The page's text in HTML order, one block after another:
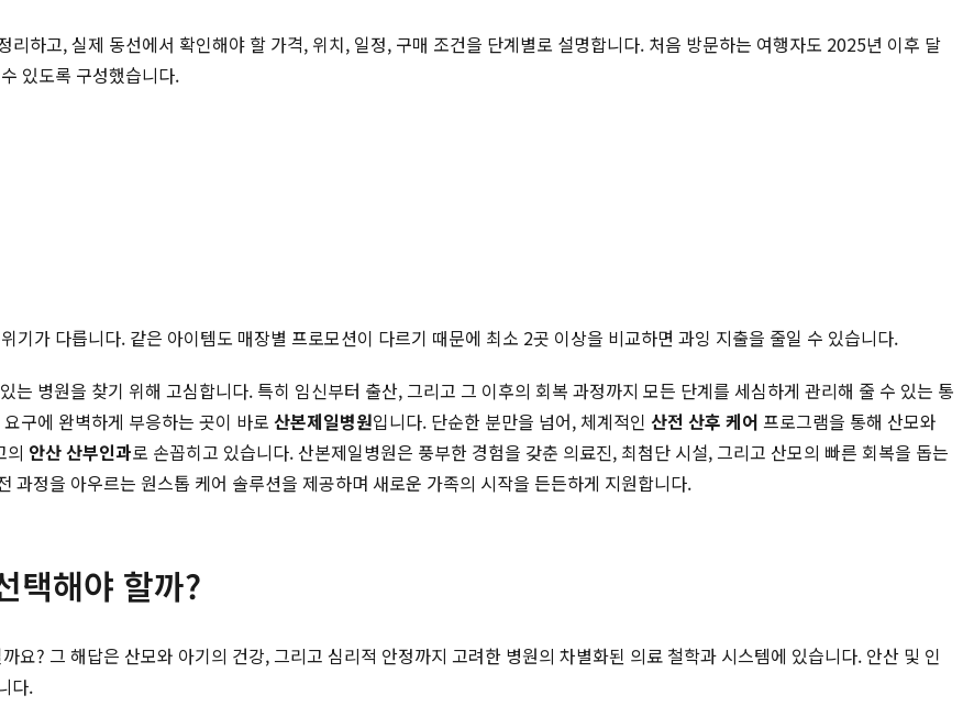
하고, 실제 동선에서 확인해야 할 가격, 위치, 일정, 구매 조건을 단계별로 설명합니다. 처음 방문하는 여행자도 2025년 이후 달
있도록 구성했습니다.
기가 다릅니다. 같은 아이템도 매장별 프로모션이 다르기 때문에 최소 2곳 이상을 비교하면 과잉 지출을 줄일 수 있습니다.
병원을 찾기 위해 고심합니다. 특히 임신부터 출산, 그리고 그 이후의 회복 과정까지 모든 단계를 세심하게 관리해 줄 수 있는 통
구에 완벽하게 부응하는 곳이 바로 산본제일병원입니다. 단순한 분만을 넘어, 체계적인 산전 산후 케어 프로그램을 통해 산모와
의 안산 산부인과로 손꼽히고 있습니다. 산본제일병원은 풍부한 경험을 갖춘 의료진, 최첨단 시설, 그리고 산모의 빠른 회복을 돕는
과정을 아우르는 원스톱 케어 솔루션을 제공하며 새로운 가족의 시작을 든든하게 지원합니다.
택해야 할까?
요? 그 해답은 산모와 아기의 건강, 그리고 심리적 안정까지 고려한 병원의 차별화된 의료 철학과 시스템에 있습니다. 안산 및 인
다.